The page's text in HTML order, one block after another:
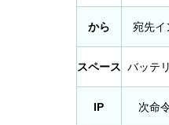
から 宛先イ
スペース バッテ
IP 次命